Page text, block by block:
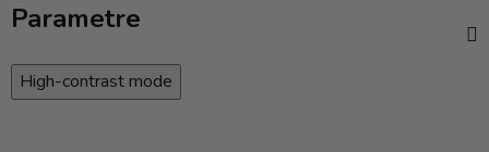
Parametre
High-contrast mode